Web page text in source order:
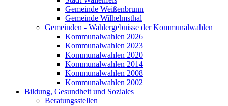
Gemeinde Weißenbrunn
Gemeinde Wilhelmsthal
Gemeinden - Wahlergebnisse der Kommunalwahlen
Kommunalwahlen 2026
Kommunalwahlen 2023
Kommunalwahlen 2020
Kommunalwahlen 2014
Kommunalwahlen 2008
Kommunalwahlen 2002
Bildung, Gesundheit und Soziales
Beratungsstellen